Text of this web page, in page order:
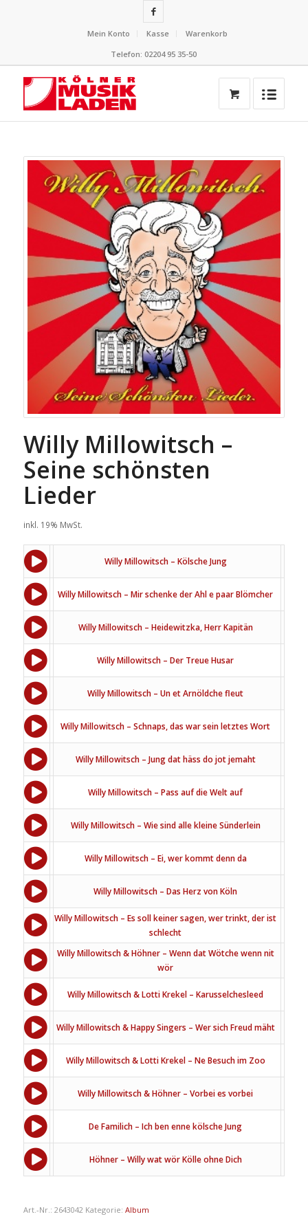
Mein Konto Kasse
Warenkorb
Telefon: 02204 95 35-50
Willy Millowitsch –
Seine schönsten
Lieder
inkl. 19% MwSt.
Willy Millowitsch – Kölsche Jung
Willy Millowitsch – Mir schenke der Ahl e paar Blömcher
Willy Millowitsch – Heidewitzka, Herr Kapitän
Willy Millowitsch – Der Treue Husar
Willy Millowitsch – Un et Arnöldche fleut
Willy Millowitsch – Schnaps, das war sein letztes Wort
Willy Millowitsch – Jung dat häss do jot jemaht
Willy Millowitsch – Pass auf die Welt auf
Willy Millowitsch – Wie sind alle kleine Sünderlein
Willy Millowitsch – Ei, wer kommt denn da
Willy Millowitsch – Das Herz von Köln
Willy Millowitsch – Es soll keiner sagen, wer trinkt, der ist
schlecht
Willy Millowitsch & Höhner – Wenn dat Wötche wenn nit
wör
Willy Millowitsch & Lotti Krekel – Karusselchesleed
Willy Millowitsch & Happy Singers – Wer sich Freud mäht
Willy Millowitsch & Lotti Krekel – Ne Besuch im Zoo
Willy Millowitsch & Höhner – Vorbei es vorbei
De Familich – Ich ben enne kölsche Jung
Höhner – Willy wat wör Kölle ohne Dich
Art.-Nr.: 2643042 Kategorie: Album